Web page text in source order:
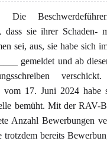
Die
dass sie ihrer Schaden-
sei, aus, sie habe sich
gemeldet und ab
vom 17. Juni 2024 habe
bemüht. Mit der RAV-
Anzahl Bewerbungen
trotzdem bereits